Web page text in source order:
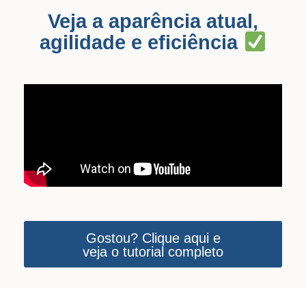
Veja a aparência atual,
agilidade e eficiência
Gostou? Clique aqui e
veja o tutorial completo